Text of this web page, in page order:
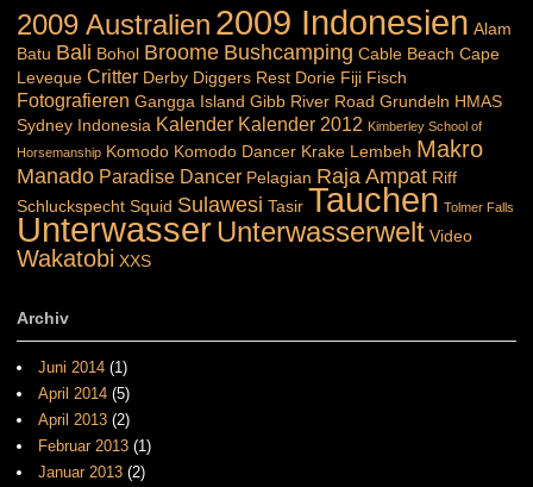
2009 Australien 2009 Indonesien Alam
Batu Bali Bohol Broome Bushcamping Cable Beach Cape
Leveque Critter Derby Diggers Rest Dorie Fiji Fisch
Fotografieren Gangga Island Gibb River Road Grundeln HMAS
Sydney Indonesia Kalender Kalender 2012 Kimberley School of
Horsemanship Komodo Komodo Dancer Krake Lembeh Makro
Manado Paradise Dancer Pelagian Raja Ampat Riff
Schluckspecht Squid Sulawesi Tasir Tauchen Tolmer Falls
UnterwasserUnterwasserwelt Video
Wakatobi XXS
Archiv
Juni 2014 (1)
April 2014 (5)
April 2013 (2)
Februar 2013 (1)
Januar 2013 (2)